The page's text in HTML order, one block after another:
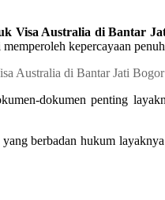
Visa Australia di Bantar
kepercayaan
dokumen penting
berbadan hukum